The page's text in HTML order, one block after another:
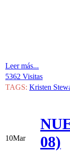
Leer más...
5362 Visitas
TAGS: Kristen
10Mar
08)